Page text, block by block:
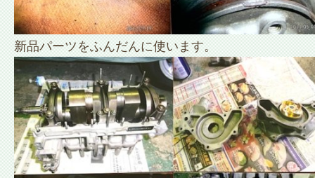
新品パーツをふんだんに使います。